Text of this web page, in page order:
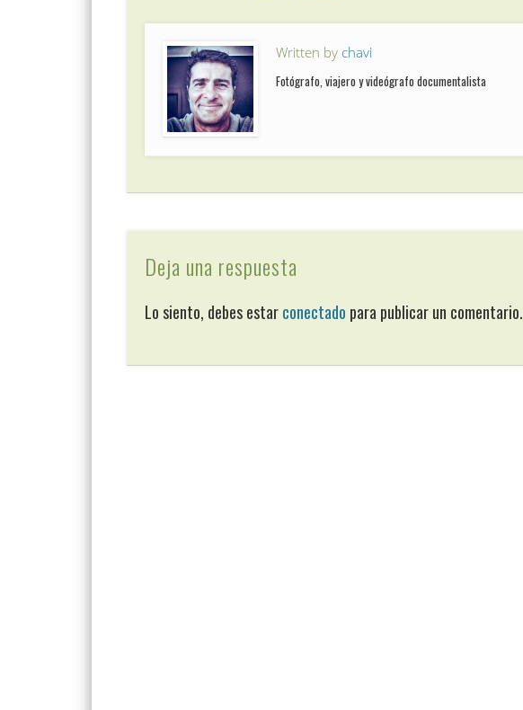
Written by chavi
Fotógrafo, viajero y videógrafo documentalista
Deja una respuesta
Lo siento, debes estarconectado para publicar un comentario.